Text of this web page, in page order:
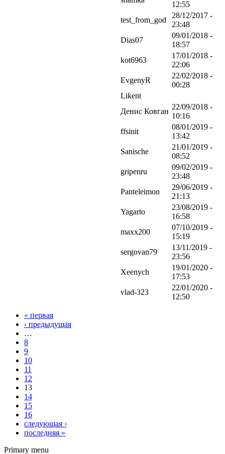
12:55
test_from_god
28/12/2017 -
23:48
Dias07
09/01/2018 -
18:57
kot6963
17/01/2018 -
22:06
EvgenyR
22/02/2018 -
00:28
Likent
Денис Ковган
22/09/2018 -
10:16
ffsinit
08/01/2019 -
13:42
Sanische
21/01/2019 -
08:52
gripenru
09/02/2019 -
23:48
Panteleimon
29/06/2019 -
21:13
Yagarto
23/08/2019 -
16:58
maxx200
07/10/2019 -
15:19
sergovan79
13/11/2019 -
23:56
Xeenych
19/01/2020 -
17:53
vlad-323
22/01/2020 -
12:50
« первая
‹ предыдущая
…
8
9
10
11
12
13
14
15
16
следующая ›
последняя »
Primary menu